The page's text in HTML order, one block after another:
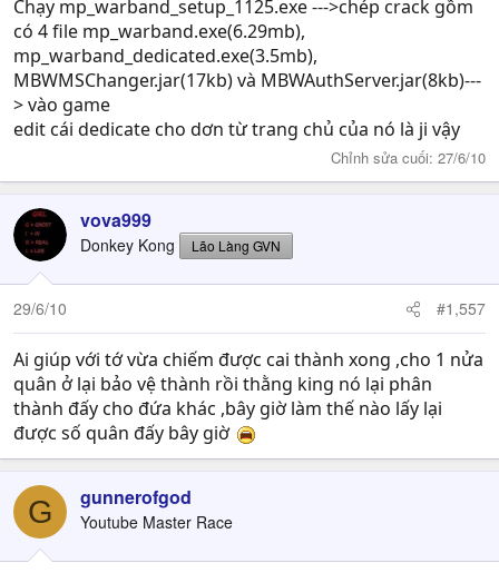
Chạy mp_warband_setup_1125.exe --->chép crack gồm
có 4 file mp_warband.exe(6.29mb),
mp_warband_dedicated.exe(3.5mb),
MBWMSChanger.jar(17kb) và MBWAuthServer.jar(8kb)---
> vào game
edit cái dedicate cho dơn từ trang chủ của nó là ji vậy
Chỉnh sửa cuối: 27/6/10
vova999
Donkey Kong Lão Làng GVN
29/6/10 #1,557
Ai giúp với tớ vừa chiếm được cai thành xong ,cho 1 nửa
quân ở lại bảo vệ thành rồi thằng king nó lại phân
thành đấy cho đứa khác ,bây giờ làm thế nào lấy lại
được số quân đấy bây giờ
G gunnerofgod
Youtube Master Race